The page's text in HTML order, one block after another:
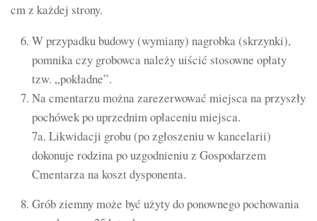
cm z każdej strony.
W przypadku budowy (wymiany) nagrobka (skrzynki),
pomnika czy grobowca należy uiścić stosowne opłaty
tzw. „pokładne”.
Na cmentarzu można zarezerwować miejsca na przyszły
pochówek po uprzednim opłaceniu miejsca.
7a. Likwidacji grobu (po zgłoszeniu w kancelarii)
dokonuje rodzina po uzgodnieniu z Gospodarzem
Cmentarza na koszt dysponenta.
Grób ziemny może być użyty do ponownego pochowania